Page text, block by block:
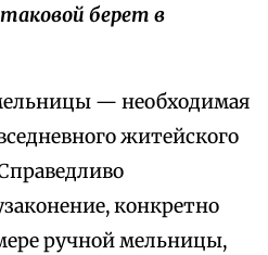
берет в
— необходимая
житейского
конкретно
ручной мельницы,